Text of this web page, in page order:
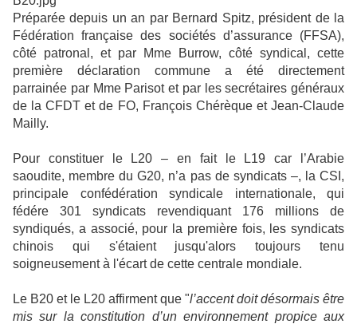
Préparée depuis un an par Bernard Spitz, président de la
Fédération française des sociétés d’assurance (FFSA),
côté patronal, et par Mme Burrow, côté syndical, cette
première déclaration commune a été directement
parrainée par Mme Parisot et par les secrétaires généraux
de la CFDT et de FO, François Chérèque et Jean-Claude
Mailly.
Pour constituer le L20 – en fait le L19 car l’Arabie
saoudite, membre du G20, n’a pas de syndicats –, la CSI,
principale confédération syndicale internationale, qui
fédére 301 syndicats revendiquant 176 millions de
syndiqués, a associé, pour la première fois, les syndicats
chinois qui s'étaient jusqu'alors toujours tenu
soigneusement à l'écart de cette centrale mondiale.
Le B20 et le L20 affirment que "l’accent doit désormais être
mis sur la constitution d’un environnement propice aux